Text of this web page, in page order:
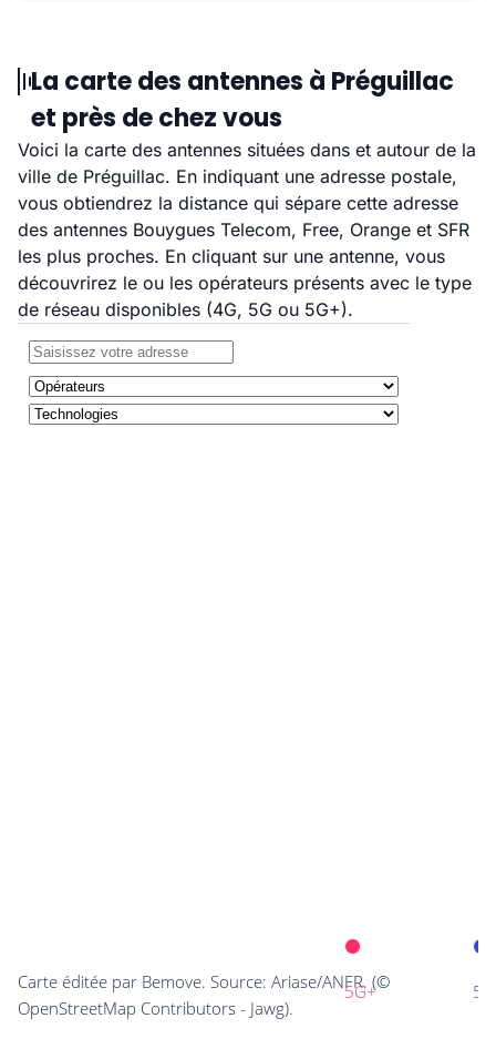
La carte des antennes à Préguillac
et près de chez vous
Voici la carte des antennes situées dans et autour de la
ville de Préguillac. En indiquant une adresse postale,
vous obtiendrez la distance qui sépare cette adresse
des antennes Bouygues Telecom, Free, Orange et SFR
les plus proches. En cliquant sur une antenne, vous
découvrirez le ou les opérateurs présents avec le type
de réseau disponibles (4G, 5G ou 5G+).